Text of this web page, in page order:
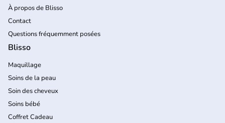
À propos de Blisso
Contact
Questions fréquemment posées
Blisso
Maquillage
Soins de la peau
Soin des cheveux
Soins bébé
Coffret Cadeau